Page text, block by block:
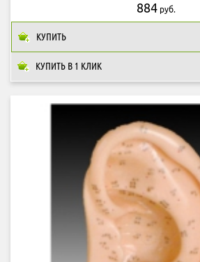
КУПИТЬ В 1 КЛИК
884 руб.
КУПИТЬ